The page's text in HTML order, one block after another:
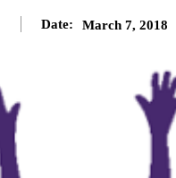
Date: March 7, 2018